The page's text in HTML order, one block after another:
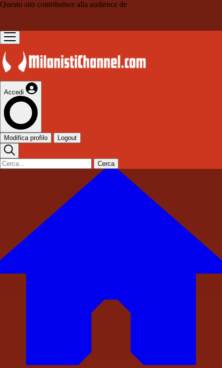
Questo sito contribuisce alla audience de
Accedi
Modifica profilo Logout
Cerca